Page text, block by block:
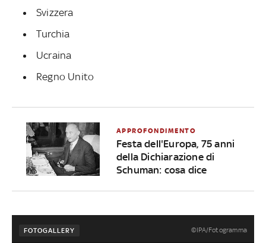
Svizzera
Turchia
Ucraina
Regno Unito
APPROFONDIMENTO
Festa dell'Europa, 75 anni
della Dichiarazione di
Schuman: cosa dice
FOTOGALLERY ©IPA/Fotogramma